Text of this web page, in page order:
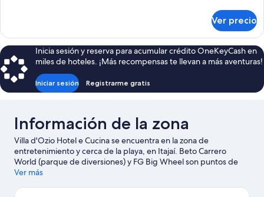
Master
Ver precio
Inicia sesión y reserva para acumular crédito OneKeyCash en
miles de hoteles. ¡Más recompensas te llevan a más aventuras!
Iniciar sesión Registrarme gratis
Información de la zona
Villa d'Ozio Hotel e Cucina se encuentra en la zona de
entretenimiento y cerca de la playa, en Itajaí. Beto Carrero
World (parque de diversiones) y FG Big Wheel son puntos de
interés locales, y aquellos que deseen ir de compras pueden
¿Quieres asistir a un evento o partido mientras estás en la
Ver más